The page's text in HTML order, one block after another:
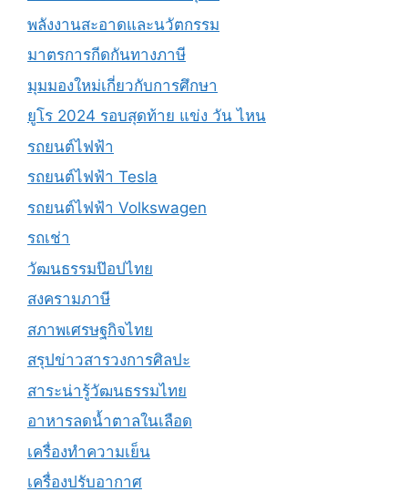
พลังงานสะอาดและนวัตกรรม
มาตรการกีดกันทางภาษี
มุมมองใหม่เกี่ยวกับการศึกษา
ยูโร 2024 รอบสุดท้าย แข่ง วัน ไหน
รถยนต์ไฟฟ้า
รถยนต์ไฟฟ้า Tesla
รถยนต์ไฟฟ้า Volkswagen
รถเช่า
วัฒนธรรมป๊อปไทย
สงครามภาษี
สภาพเศรษฐกิจไทย
สรุปข่าวสารวงการศิลปะ
สาระน่ารู้วัฒนธรรมไทย
อาหารลดน้ำตาลในเลือด
เครื่องทำความเย็น
เครื่องปรับอากาศ